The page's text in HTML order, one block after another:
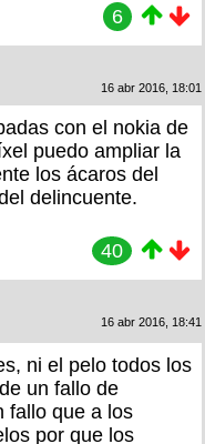
6
16 abr 2016, 18:01
con el nokia de
puedo ampliar la
los ácaros del
delincuente.
40
16 abr 2016, 18:41
ni el pelo todos los
un fallo de
fallo que a los
por que los